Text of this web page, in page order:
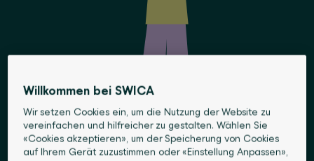
Willkommen bei SWICA
Wir setzen Cookies ein, um die Nutzung der Website zu
vereinfachen und hilfreicher zu gestalten. Wählen Sie
«Cookies akzeptieren», um der Speicherung von Cookies
auf Ihrem Gerät zuzustimmen oder «Einstellung Anpassen»,